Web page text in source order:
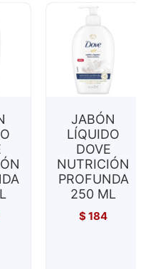
JABÓN
LÍQUIDO
DOVE
NUTRICIÓN
PROFUNDA
250 ML
$184